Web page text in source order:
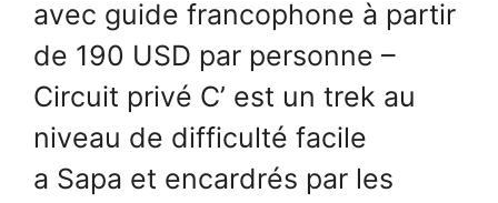
avec guide francophone à partir
de 190 USD par personne –
Circuit privé C’ est un trek au
niveau de difficulté facile
a Sapa et encardrés par les